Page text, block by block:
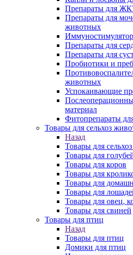
Препараты для
Препараты для
животных
Препараты для
Препараты для
Пробиотики и
животных
Успокаивающие
материал
Фитопрепараты
Товары для сельхоз
Назад
Товары для
Товары для
Товары для коров
Товары для
Товары для
Товары для
Товары для овец,
Товары для свиней
Товары для птиц
Назад
Товары для птиц
Домики для птиц